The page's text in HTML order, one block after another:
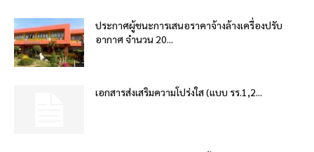
ประกาศผู้ชนะการเสนอราคาจ้างล้างเครื่องปรับ
อากาศ จำนวน 20...
เอกสารส่งเสริมความโปร่งใส (แบบ รร.1,2...